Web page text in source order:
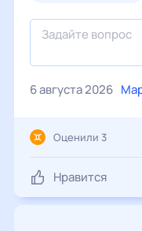
6 августа 2026
Нравится
Оценили 3